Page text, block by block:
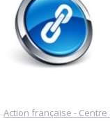
Action française -